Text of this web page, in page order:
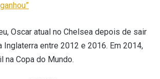
Oscar atual no Chelsea depois de sair
Inglaterra entre 2012 e 2016. Em 2014,
na Copa do Mundo.